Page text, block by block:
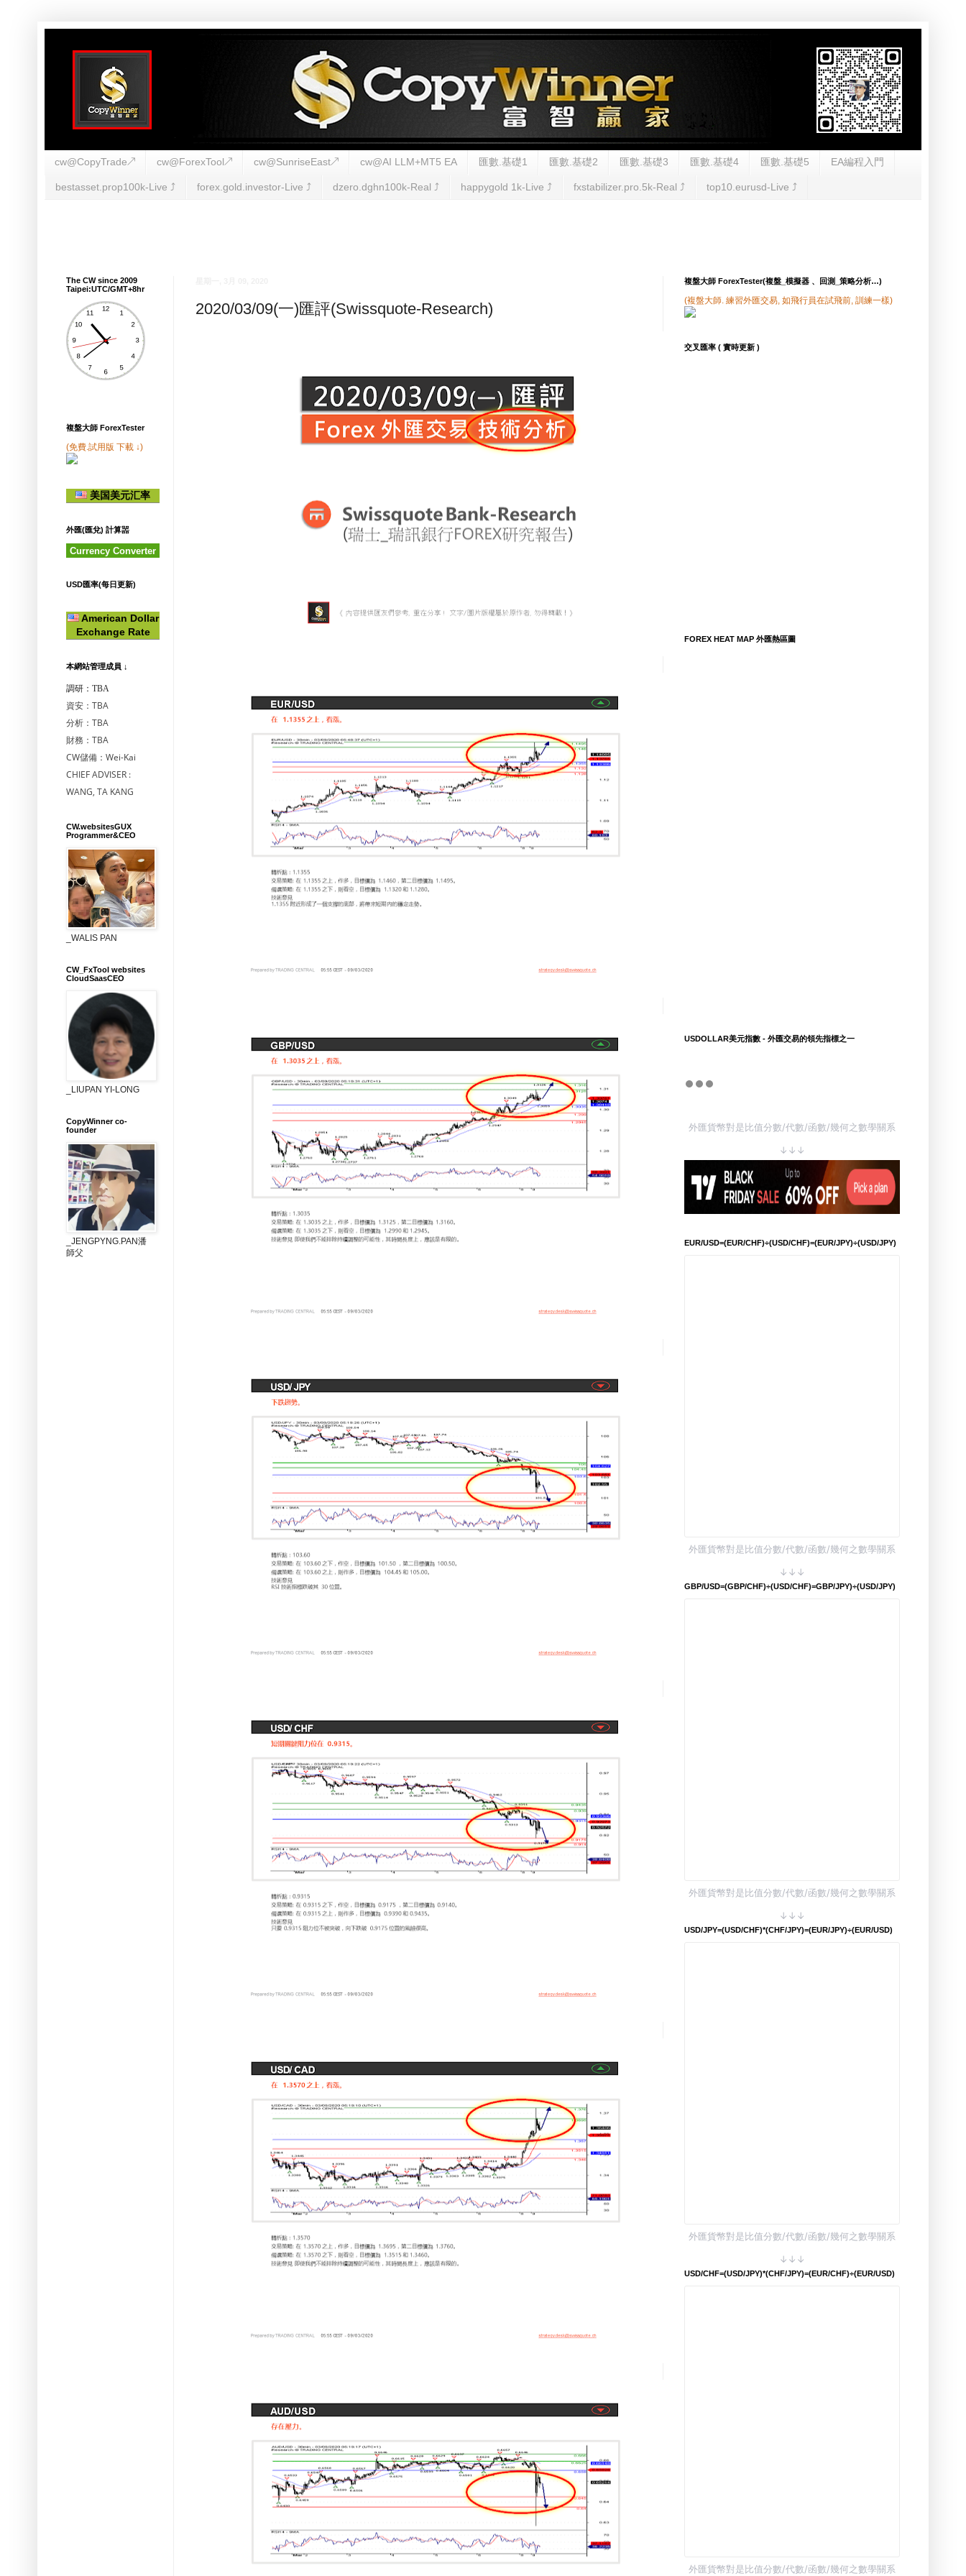
cw@CopyTrade↗ cw@ForexTool↗ cw@SunriseEast↗ cw@AI LLM+MT5 EA 匯數.基礎1 匯數.基礎2 匯數.基礎3 匯數.基礎4 匯數.基礎5 EA編程入門
bestasset.prop100k-Live ⤴︎ forex.gold.investor-Live ⤴︎ dzero.dghn100k-Real ⤴︎ happygold 1k-Live ⤴︎ fxstabilizer.pro.5k-Real ⤴︎ top10.eurusd-Live ⤴︎
2020/03/09(一)匯評(Swissquote-Research)
The CW since 2009
Taipei:UTC/GMT+8hr
複盤大師 ForexTester
(免費.試用版 下載 ↓)
美国美元汇率
外匯(匯兌) 計算噐
Currency Converter
USD匯率(每日更新)
American Dollar
Exchange Rate
本網站管理成員 ↓
調研：TBA
資安：TBA
分析：TBA
財務：TBA
CW儲備：Wei-Kai
CHIEF ADVISER :
WANG, TA KANG
CW.websitesGUX
Programmer&CEO
_WALIS PAN
CW_FxTool websites
CloudSaasCEO
_LIUPAN YI-LONG
CopyWinner co-
founder
_JENGPYNG.PAN潘
師父
複盤大師 ForexTester(複盤_模擬器 、回測_策略分析…)
(複盤大師. 練習外匯交易, 如飛行員在試飛前, 訓練一樣)
交叉匯率 ( 實時更新 )
FOREX HEAT MAP 外匯熱區圖
USDOLLAR美元指數 - 外匯交易的領先指標之一
外匯貨幣對是比值分數/代數/函數/幾何之數學關系
↓↓↓
EUR/USD=(EUR/CHF)÷(USD/CHF)=(EUR/JPY)÷(USD/JPY)
外匯貨幣對是比值分數/代數/函數/幾何之數學關系
↓↓↓
GBP/USD=(GBP/CHF)÷(USD/CHF)=GBP/JPY)÷(USD/JPY)
外匯貨幣對是比值分數/代數/函數/幾何之數學關系
↓↓↓
USD/JPY=(USD/CHF)*(CHF/JPY)=(EUR/JPY)÷(EUR/USD)
外匯貨幣對是比值分數/代數/函數/幾何之數學關系
↓↓↓
USD/CHF=(USD/JPY)*(CHF/JPY)=(EUR/CHF)÷(EUR/USD)
外匯貨幣對是比值分數/代數/函數/幾何之數學關系